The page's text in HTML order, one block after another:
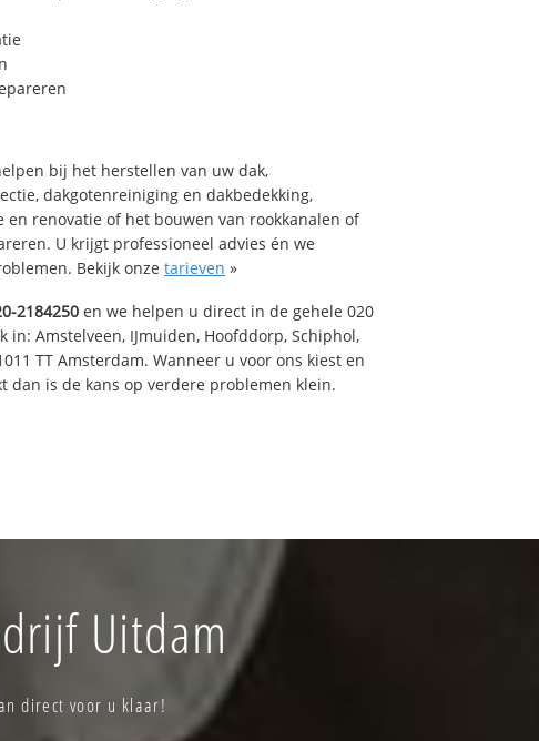
bij het herstellen van uw dak,
dakgotenreiniging en dakbedekking,
en renovatie of het bouwen van rookkanalen of
U krijgt professioneel advies én we
Bekijk onze tarieven »
2184250 en we helpen u direct in de gehele 020
in: Amstelveen, IJmuiden, Hoofddorp, Schiphol,
TT Amsterdam. Wanneer u voor ons kiest en
dan is de kans op verdere problemen klein.
Uitdam
direct voor u klaar!